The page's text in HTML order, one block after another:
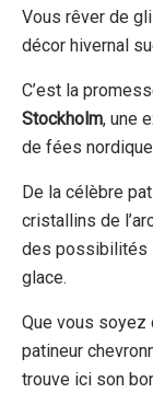
Vous rêver de
décor hivernal
C’est la
Stockholm, une
de fées
De la célèbre
cristallins de
des possibilités
glace.
Que vous soyez
patineur
trouve ici son